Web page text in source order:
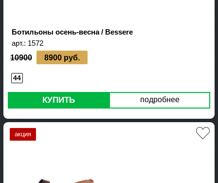
Ботильоны осень-весна / Bessere
арт.: 1572
10900 8900 руб.
44
подробнее
КУПИТЬ